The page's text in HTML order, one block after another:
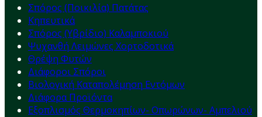
Σπόρος (Ποικιλία) Πατάτας
Κηπευτικά
Σπόρος (Υβρίδιο) Καλαμποκιού
Ψυχανθή Λειμώνες Χορτοδοτικά
Θρέψη Φυτών
Διάφοροι Σπόροι
Βιολογική Καταπολέμηση Εντόμων
Διάφορα Προϊόντα
Εξοπλισμός Θερμοκηπίων- Οπωρώνων- Αμπελιού